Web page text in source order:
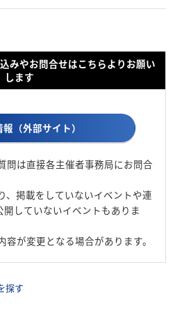
みやお問合せはこちらよりお願い
します
（外部サイト）
問は直接各主催者事務局にお問合
、掲載をしていないイベントや連
していないイベントもありま
容が変更となる場合があります。
探す